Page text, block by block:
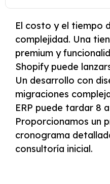
El costo y el tiempo
complejidad. Una
premium y
Shopify puede
Un desarrollo con
migraciones
ERP puede tardar 8
Proporcionamos un
cronograma
consultoría inicial.